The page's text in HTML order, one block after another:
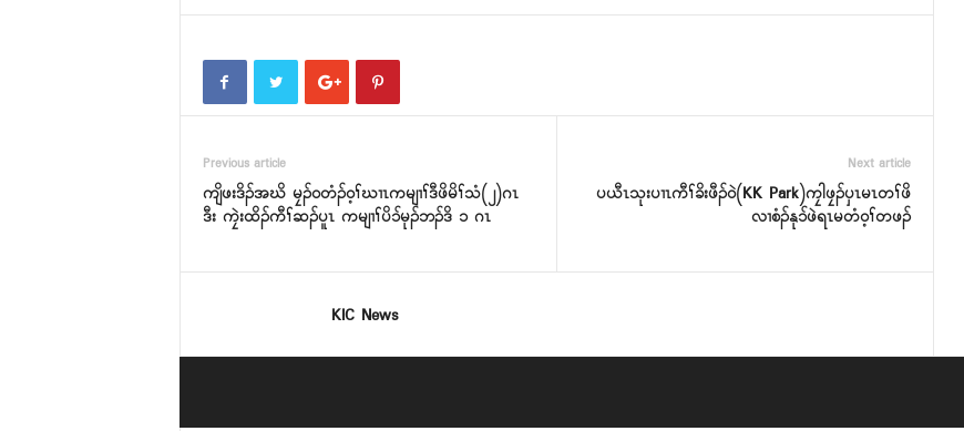
Previous article
ကျိဖးဒိၣ်အဃိ မၠၣ်ဝတံၣ်ဝ့ၢ်ဃၢၤကမျၢၢ်ဒီဖိမိၢ်သံ(၂)ဂၤ
ဒီး ကၠဲးထိၣ်ကီၢ်ဆၣ်ပူၤ ကမျၢၢ်ပိၥ်မုၣ်ဘၣ်ဒိ ၁ ဂၤ
Next article
ပယီၤသုးပၢၤကီၢ်ခိးဖီၣ်ဝဲ(KK Park)ကၠါဖၠၣ်ပှၤမၤတၢ်ဖိ
လၢစံၣ်နုၥ်ဖဲရၤမတံဝ့ၢ်တဖၣ်
KIC News